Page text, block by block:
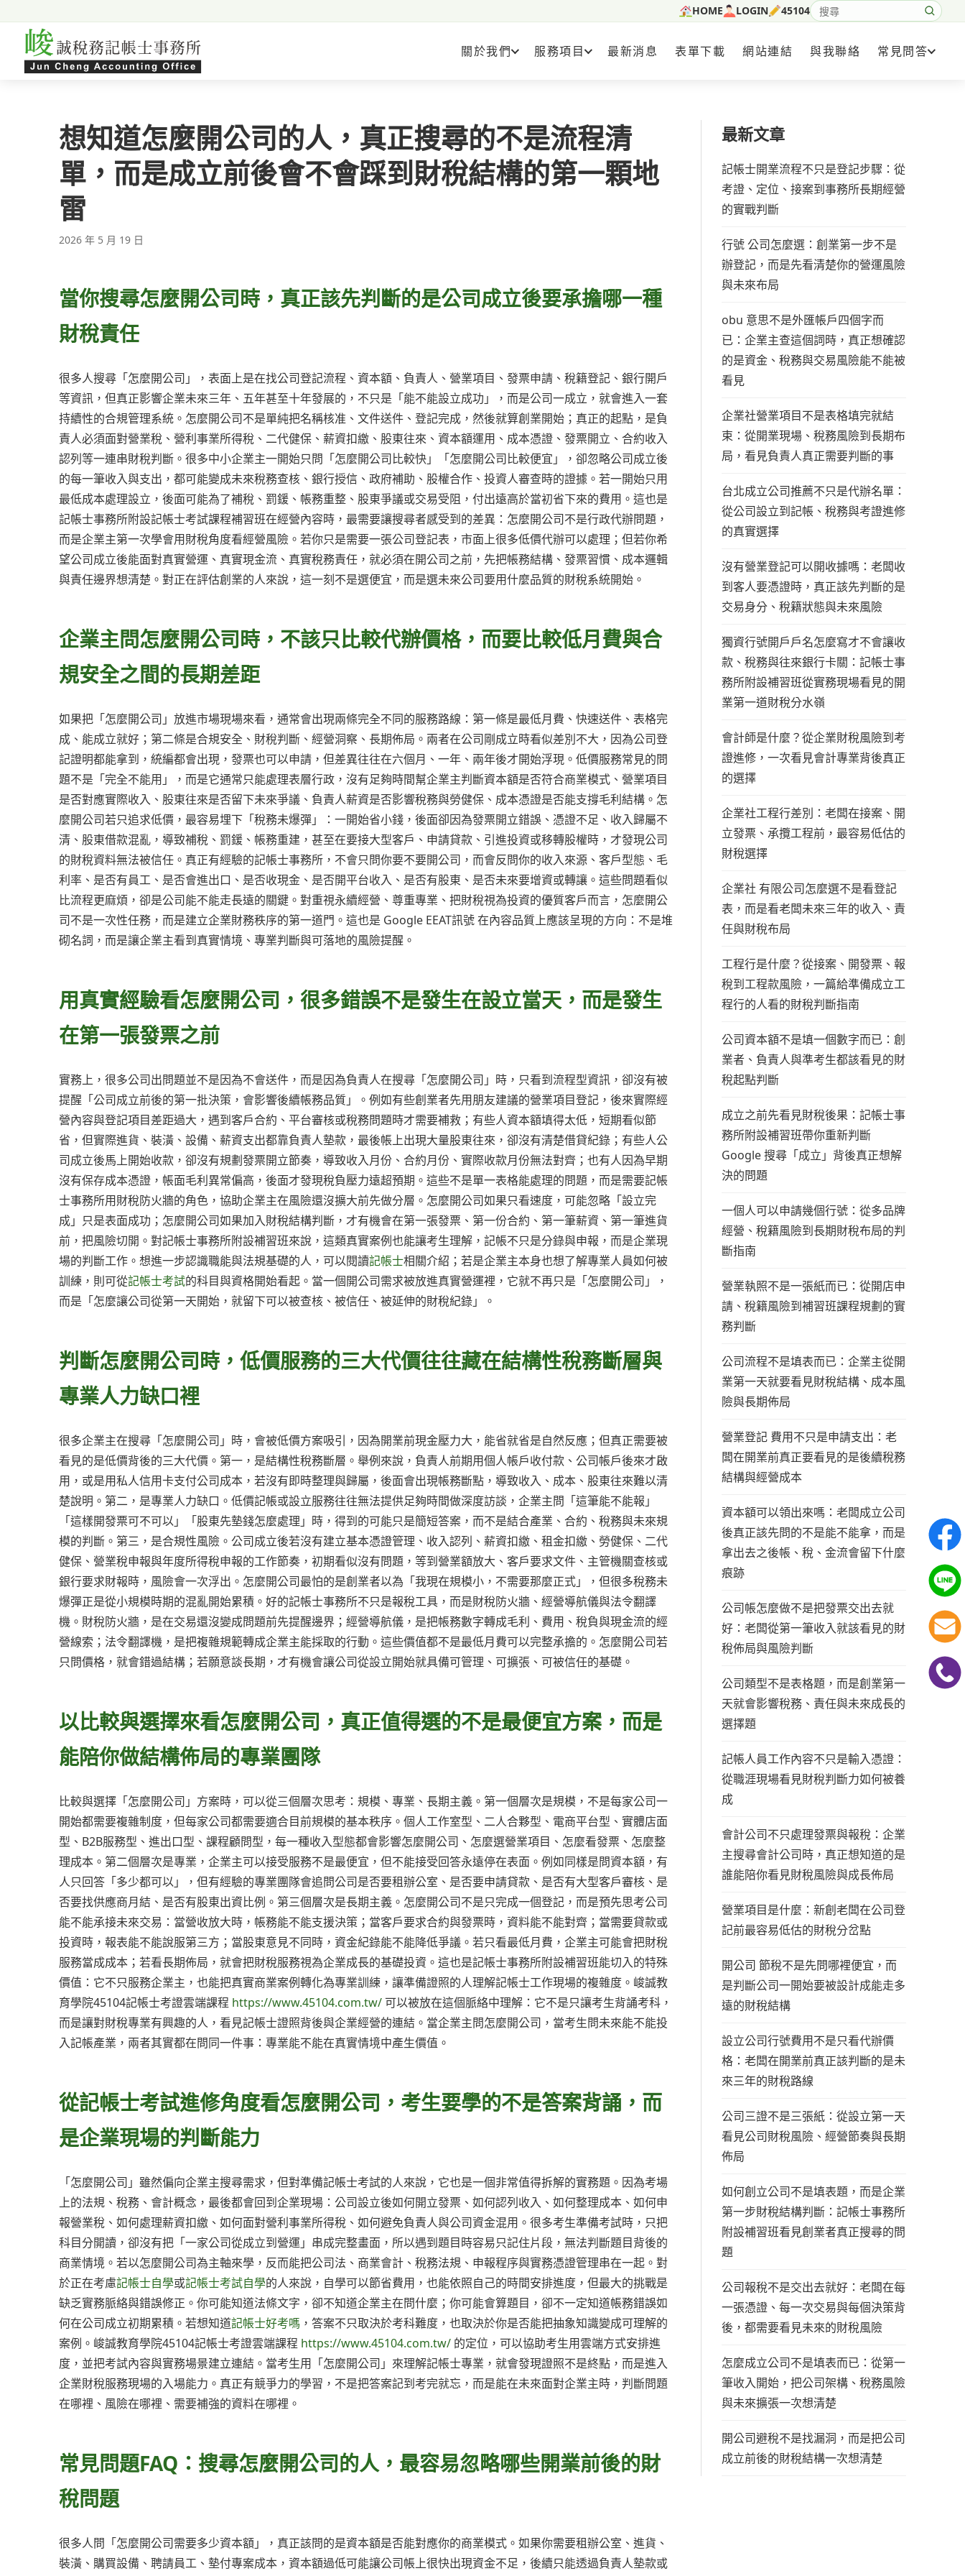
HOME LOGIN 45104
搜尋網站內容
關於我們
服務項目 最新消息 表單下載 網站連結 與我聯絡 常見問答
想知道怎麼開公司的人，真正搜尋的不是流程清
單，而是成立前後會不會踩到財稅結構的第一顆地
雷
2026 年 5 月 19 日
當你搜尋怎麼開公司時，真正該先判斷的是公司成立後要承擔哪一種
財稅責任
很多人搜尋「怎麼開公司」，表面上是在找公司登記流程、資本額、負責人、營業項目、發票申請、稅籍登記、銀行開戶
等資訊，但真正影響企業未來三年、五年甚至十年發展的，不只是「能不能設立成功」，而是公司一成立，就會進入一套
持續性的合規管理系統。怎麼開公司不是單純把名稱核准、文件送件、登記完成，然後就算創業開始；真正的起點，是負
責人必須面對營業稅、營利事業所得稅、二代健保、薪資扣繳、股東往來、資本額運用、成本憑證、發票開立、合約收入
認列等一連串財稅判斷。很多中小企業主一開始只問「怎麼開公司比較快」「怎麼開公司比較便宜」，卻忽略公司成立後
的每一筆收入與支出，都可能變成未來稅務查核、銀行授信、政府補助、股權合作、投資人審查時的證據。若一開始只用
最低成本處理設立，後面可能為了補稅、罰鍰、帳務重整、股東爭議或交易受阻，付出遠高於當初省下來的費用。這也是
記帳士事務所附設記帳士考試課程補習班在經營內容時，最需要讓搜尋者感受到的差異：怎麼開公司不是行政代辦問題，
而是企業主第一次學會用財稅角度看經營風險。若你只是需要一張公司登記表，市面上很多低價代辦可以處理；但若你希
望公司成立後能面對真實營運、真實現金流、真實稅務責任，就必須在開公司之前，先把帳務結構、發票習慣、成本邏輯
與責任邊界想清楚。對正在評估創業的人來說，這一刻不是選便宜，而是選未來公司要用什麼品質的財稅系統開始。
企業主問怎麼開公司時，不該只比較代辦價格，而要比較低月費與合
規安全之間的長期差距
如果把「怎麼開公司」放進市場現場來看，通常會出現兩條完全不同的服務路線：第一條是最低月費、快速送件、表格完
成、能成立就好；第二條是合規安全、財稅判斷、經營洞察、長期佈局。兩者在公司剛成立時看似差別不大，因為公司登
記證明都能拿到，統編都會出現，發票也可以申請，但差異往往在六個月、一年、兩年後才開始浮現。低價服務常見的問
題不是「完全不能用」，而是它通常只能處理表層行政，沒有足夠時間幫企業主判斷資本額是否符合商業模式、營業項目
是否對應實際收入、股東往來是否留下未來爭議、負責人薪資是否影響稅務與勞健保、成本憑證是否能支撐毛利結構。怎
麼開公司若只追求低價，最容易埋下「稅務未爆彈」：一開始省小錢，後面卻因為發票開立錯誤、憑證不足、收入歸屬不
清、股東借款混亂，導致補稅、罰鍰、帳務重建，甚至在要接大型客戶、申請貸款、引進投資或移轉股權時，才發現公司
的財稅資料無法被信任。真正有經驗的記帳士事務所，不會只問你要不要開公司，而會反問你的收入來源、客戶型態、毛
利率、是否有員工、是否會進出口、是否收現金、是否開平台收入、是否有股東、是否未來要增資或轉讓。這些問題看似
比流程更麻煩，卻是公司能不能走長遠的關鍵。對重視永續經營、尊重專業、把財稅視為投資的優質客戶而言，怎麼開公
司不是一次性任務，而是建立企業財務秩序的第一道門。這也是 Google EEAT訊號 在內容品質上應該呈現的方向：不是堆
砌名詞，而是讓企業主看到真實情境、專業判斷與可落地的風險提醒。
用真實經驗看怎麼開公司，很多錯誤不是發生在設立當天，而是發生
在第一張發票之前
實務上，很多公司出問題並不是因為不會送件，而是因為負責人在搜尋「怎麼開公司」時，只看到流程型資訊，卻沒有被
提醒「公司成立前後的第一批決策，會影響後續帳務品質」。例如有些創業者先用朋友建議的營業項目登記，後來實際經
營內容與登記項目差距過大，遇到客戶合約、平台審核或稅務問題時才需要補救；有些人資本額填得太低，短期看似節
省，但實際進貨、裝潢、設備、薪資支出都靠負責人墊款，最後帳上出現大量股東往來，卻沒有清楚借貸紀錄；有些人公
司成立後馬上開始收款，卻沒有規劃發票開立節奏，導致收入月份、合約月份、實際收款月份無法對齊；也有人因為早期
沒有保存成本憑證，帳面毛利異常偏高，後面才發現稅負壓力遠超預期。這些不是單一表格能處理的問題，而是需要記帳
士事務所用財稅防火牆的角色，協助企業主在風險還沒擴大前先做分層。怎麼開公司如果只看速度，可能忽略「設立完
成」只是表面成功；怎麼開公司如果加入財稅結構判斷，才有機會在第一張發票、第一份合約、第一筆薪資、第一筆進貨
前，把風險切開。對記帳士事務所附設補習班來說，這類真實案例也能讓考生理解，記帳不只是分錄與申報，而是企業現
場的判斷工作。想進一步認識職能與法規基礎的人，可以閱讀記帳士相關介紹；若是企業主本身也想了解專業人員如何被
訓練，則可從記帳士考試的科目與資格開始看起。當一個開公司需求被放進真實營運裡，它就不再只是「怎麼開公司」，
而是「怎麼讓公司從第一天開始，就留下可以被查核、被信任、被延伸的財稅紀錄」。
判斷怎麼開公司時，低價服務的三大代價往往藏在結構性稅務斷層與
專業人力缺口裡
很多企業主在搜尋「怎麼開公司」時，會被低價方案吸引，因為開業前現金壓力大，能省就省是自然反應；但真正需要被
看見的是低價背後的三大代價。第一，是結構性稅務斷層。舉例來說，負責人前期用個人帳戶收付款、公司帳戶後來才啟
用，或是用私人信用卡支付公司成本，若沒有即時整理與歸屬，後面會出現帳務斷點，導致收入、成本、股東往來難以清
楚說明。第二，是專業人力缺口。低價記帳或設立服務往往無法提供足夠時間做深度訪談，企業主問「這筆能不能報」
「這樣開發票可不可以」「股東先墊錢怎麼處理」時，得到的可能只是簡短答案，而不是結合產業、合約、稅務與未來規
模的判斷。第三，是合規性風險。公司成立後若沒有建立基本憑證管理、收入認列、薪資扣繳、租金扣繳、勞健保、二代
健保、營業稅申報與年度所得稅申報的工作節奏，初期看似沒有問題，等到營業額放大、客戶要求文件、主管機關查核或
銀行要求財報時，風險會一次浮出。怎麼開公司最怕的是創業者以為「我現在規模小，不需要那麼正式」，但很多稅務未
爆彈正是從小規模時期的混亂開始累積。好的記帳士事務所不只是報稅工具，而是財稅防火牆、經營導航儀與法令翻譯
機。財稅防火牆，是在交易還沒變成問題前先提醒邊界；經營導航儀，是把帳務數字轉成毛利、費用、稅負與現金流的經
營線索；法令翻譯機，是把複雜規範轉成企業主能採取的行動。這些價值都不是最低月費可以完整承擔的。怎麼開公司若
只問價格，就會錯過結構；若願意談長期，才有機會讓公司從設立開始就具備可管理、可擴張、可被信任的基礎。
以比較與選擇來看怎麼開公司，真正值得選的不是最便宜方案，而是
能陪你做結構佈局的專業團隊
比較與選擇「怎麼開公司」方案時，可以從三個層次思考：規模、專業、長期主義。第一個層次是規模，不是每家公司一
開始都需要複雜制度，但每家公司都需要適合目前規模的基本秩序。個人工作室型、二人合夥型、電商平台型、實體店面
型、B2B服務型、進出口型、課程顧問型，每一種收入型態都會影響怎麼開公司、怎麼選營業項目、怎麼看發票、怎麼整
理成本。第二個層次是專業，企業主可以接受服務不是最便宜，但不能接受回答永遠停在表面。例如同樣是問資本額，有
人只回答「多少都可以」，但有經驗的專業團隊會追問公司是否要租辦公室、是否要申請貸款、是否有大型客戶審核、是
否要找供應商月結、是否有股東出資比例。第三個層次是長期主義。怎麼開公司不是只完成一個登記，而是預先思考公司
能不能承接未來交易：當營收放大時，帳務能不能支援決策；當客戶要求合約與發票時，資料能不能對齊；當需要貸款或
投資時，報表能不能說服第三方；當股東意見不同時，資金紀錄能不能降低爭議。若只看最低月費，企業主可能會把財稅
服務當成成本；若看長期佈局，就會把財稅服務視為企業成長的基礎投資。這也是記帳士事務所附設補習班能切入的特殊
價值：它不只服務企業主，也能把真實商業案例轉化為專業訓練，讓準備證照的人理解記帳士工作現場的複雜度。峻誠教
育學院45104記帳士考證雲端課程 https://www.45104.com.tw/ 可以被放在這個脈絡中理解：它不是只讓考生背誦考科，
而是讓對財稅專業有興趣的人，看見記帳士證照背後與企業經營的連結。當企業主問怎麼開公司，當考生問未來能不能投
入記帳產業，兩者其實都在問同一件事：專業能不能在真實情境中產生價值。
從記帳士考試進修角度看怎麼開公司，考生要學的不是答案背誦，而
是企業現場的判斷能力
「怎麼開公司」雖然偏向企業主搜尋需求，但對準備記帳士考試的人來說，它也是一個非常值得拆解的實務題。因為考場
上的法規、稅務、會計概念，最後都會回到企業現場：公司設立後如何開立發票、如何認列收入、如何整理成本、如何申
報營業稅、如何處理薪資扣繳、如何面對營利事業所得稅、如何避免負責人與公司資金混用。很多考生準備考試時，只把
科目分開讀，卻沒有把「一家公司從成立到營運」串成完整畫面，所以遇到題目時容易只記住片段，無法判斷題目背後的
商業情境。若以怎麼開公司為主軸來學，反而能把公司法、商業會計、稅務法規、申報程序與實務憑證管理串在一起。對
於正在考慮記帳士自學或記帳士考試自學的人來說，自學可以節省費用，也能依照自己的時間安排進度，但最大的挑戰是
缺乏實務脈絡與錯誤修正。你可能知道法條文字，卻不知道企業主在問什麼；你可能會算題目，卻不一定知道帳務錯誤如
何在公司成立初期累積。若想知道記帳士好考嗎 ，答案不只取決於考科難度，也取決於你是否能把抽象知識變成可理解的
案例。峻誠教育學院45104記帳士考證雲端課程 https://www.45104.com.tw/ 的定位，可以協助考生用雲端方式安排進
度，並把考試內容與實務場景建立連結。當考生用「怎麼開公司」來理解記帳士專業，就會發現證照不是終點，而是進入
企業財稅服務現場的入場能力。真正有競爭力的學習，不是把答案記到考完就忘，而是能在未來面對企業主時，判斷問題
在哪裡、風險在哪裡、需要補強的資料在哪裡。
常見問題FAQ：搜尋怎麼開公司的人，最容易忽略哪些開業前後的財
稅問題
很多人問「怎麼開公司需要多少資本額」，真正該問的是資本額是否能對應你的商業模式。如果你需要租辦公室、進貨、
裝潢、購買設備、聘請員工、墊付專案成本，資本額過低可能讓公司帳上很快出現資金不足，後續只能透過負責人墊款或
最新文章
記帳士開業流程不只是登記步驟：從
考證、定位、接案到事務所長期經營
的實戰判斷
行號 公司怎麼選：創業第一步不是
辦登記，而是先看清楚你的營運風險
與未來布局
obu 意思不是外匯帳戶四個字而
已：企業主查這個詞時，真正想確認
的是資金、稅務與交易風險能不能被
看見
企業社營業項目不是表格填完就結
束：從開業現場、稅務風險到長期布
局，看見負責人真正需要判斷的事
台北成立公司推薦不只是代辦名單：
從公司設立到記帳、稅務與考證進修
的真實選擇
沒有營業登記可以開收據嗎：老闆收
到客人要憑證時，真正該先判斷的是
交易身分、稅籍狀態與未來風險
獨資行號開戶戶名怎麼寫才不會讓收
款、稅務與往來銀行卡關：記帳士事
務所附設補習班從實務現場看見的開
業第一道財稅分水嶺
會計師是什麼？從企業財稅風險到考
證進修，一次看見會計專業背後真正
的選擇
企業社工程行差別：老闆在接案、開
立發票、承攬工程前，最容易低估的
財稅選擇
企業社 有限公司怎麼選不是看登記
表，而是看老闆未來三年的收入、責
任與財稅布局
工程行是什麼？從接案、開發票、報
稅到工程款風險，一篇給準備成立工
程行的人看的財稅判斷指南
公司資本額不是填一個數字而已：創
業者、負責人與準考生都該看見的財
稅起點判斷
成立之前先看見財稅後果：記帳士事
務所附設補習班帶你重新判斷
Google 搜尋「成立」背後真正想解
決的問題
一個人可以申請幾個行號：從多品牌
經營、稅籍風險到長期財稅布局的判
斷指南
營業執照不是一張紙而已：從開店申
請、稅籍風險到補習班課程規劃的實
務判斷
公司流程不是填表而已：企業主從開
業第一天就要看見財稅結構、成本風
險與長期佈局
營業登記 費用不只是申請支出：老
闆在開業前真正要看見的是後續稅務
結構與經營成本
資本額可以領出來嗎：老闆成立公司
後真正該先問的不是能不能拿，而是
拿出去之後帳、稅、金流會留下什麼
痕跡
公司帳怎麼做不是把發票交出去就
好：老闆從第一筆收入就該看見的財
稅佈局與風險判斷
公司類型不是表格題，而是創業第一
天就會影響稅務、責任與未來成長的
選擇題
記帳人員工作內容不只是輸入憑證：
從職涯現場看見財稅判斷力如何被養
成
會計公司不只處理發票與報稅：企業
主搜尋會計公司時，真正想知道的是
誰能陪你看見財稅風險與成長佈局
營業項目是什麼：新創老闆在公司登
記前最容易低估的財稅分岔點
開公司 節稅不是先問哪裡便宜，而
是判斷公司一開始要被設計成能走多
遠的財稅結構
設立公司行號費用不是只看代辦價
格：老闆在開業前真正該判斷的是未
來三年的財稅路線
公司三證不是三張紙：從設立第一天
看見公司財稅風險、經營節奏與長期
佈局
如何創立公司不是填表題，而是企業
第一步財稅結構判斷：記帳士事務所
附設補習班看見創業者真正搜尋的問
題
公司報稅不是交出去就好：老闆在每
一張憑證、每一次交易與每個決策背
後，都需要看見未來的財稅風險
怎麼成立公司不是填表而已：從第一
筆收入開始，把公司架構、稅務風險
與未來擴張一次想清楚
開公司避稅不是找漏洞，而是把公司
成立前後的財稅結構一次想清楚